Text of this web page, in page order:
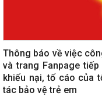
Thông báo về việc
và trang Fanpage
khiếu nại, tố cáo của
tác bảo vệ trẻ em